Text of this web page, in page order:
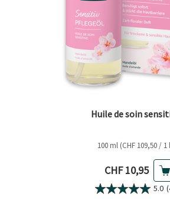
Huile de soin
100 ml (CHF 109,50 / 1
Prix actuel
CHF 10,95
5.0